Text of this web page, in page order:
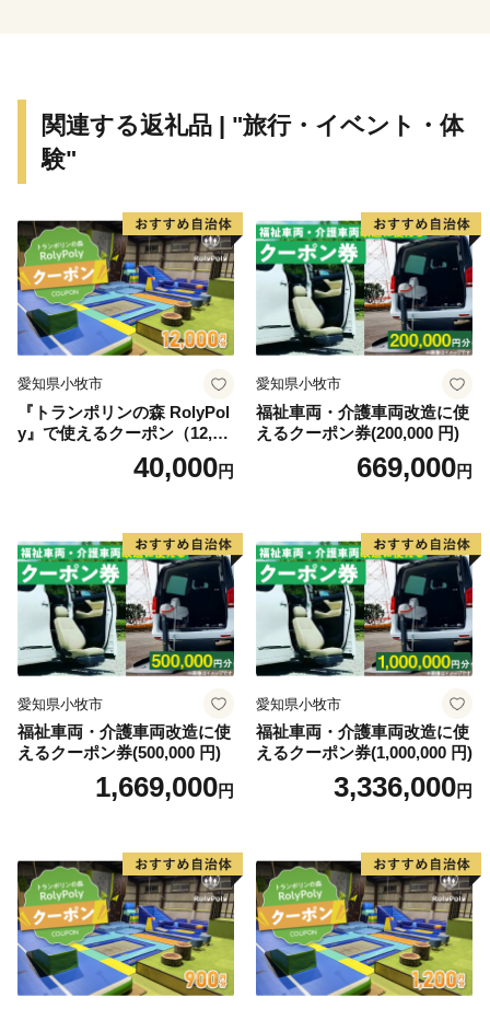
関連する返礼品 | "旅行・イベント・体
験"
愛知県小牧市
『トランポリンの森 RolyPol
y』で使えるクーポン（12,00
40,000円
愛知県小牧市
福祉車両・介護車両改造に使
えるクーポン券(200,000 円)
669,000円
愛知県小牧市
福祉車両・介護車両改造に使
えるクーポン券(500,000 円)
1,669,000円
愛知県小牧市
福祉車両・介護車両改造に使
えるクーポン券(1,000,000 円)
3,336,000円